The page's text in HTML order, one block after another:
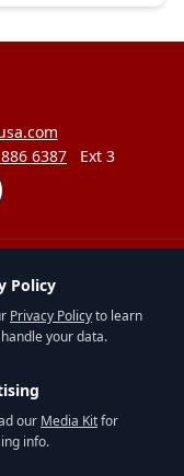
6387 Ext 3
Policy
Privacy Policyto learn
your data.
our Media Kitfor
info.